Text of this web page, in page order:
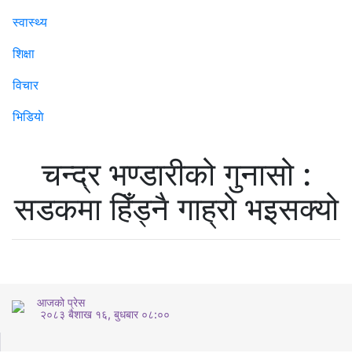
स्वास्थ्य
शिक्षा
विचार
भिडियाे
चन्द्र भण्डारीको गुनासो :
सडकमा हिँड्नै गाह्रो भइसक्यो
आजको प्रेस
२०८३ बैशाख १६, बुधबार ०८:००